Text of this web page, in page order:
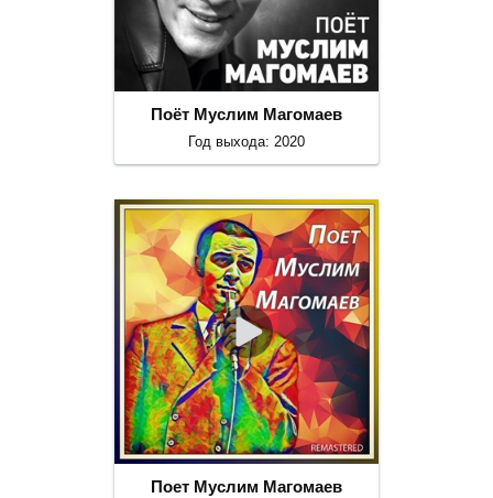
Поёт Муслим Магомаев
Год выхода: 2020
Поет Муслим Магомаев